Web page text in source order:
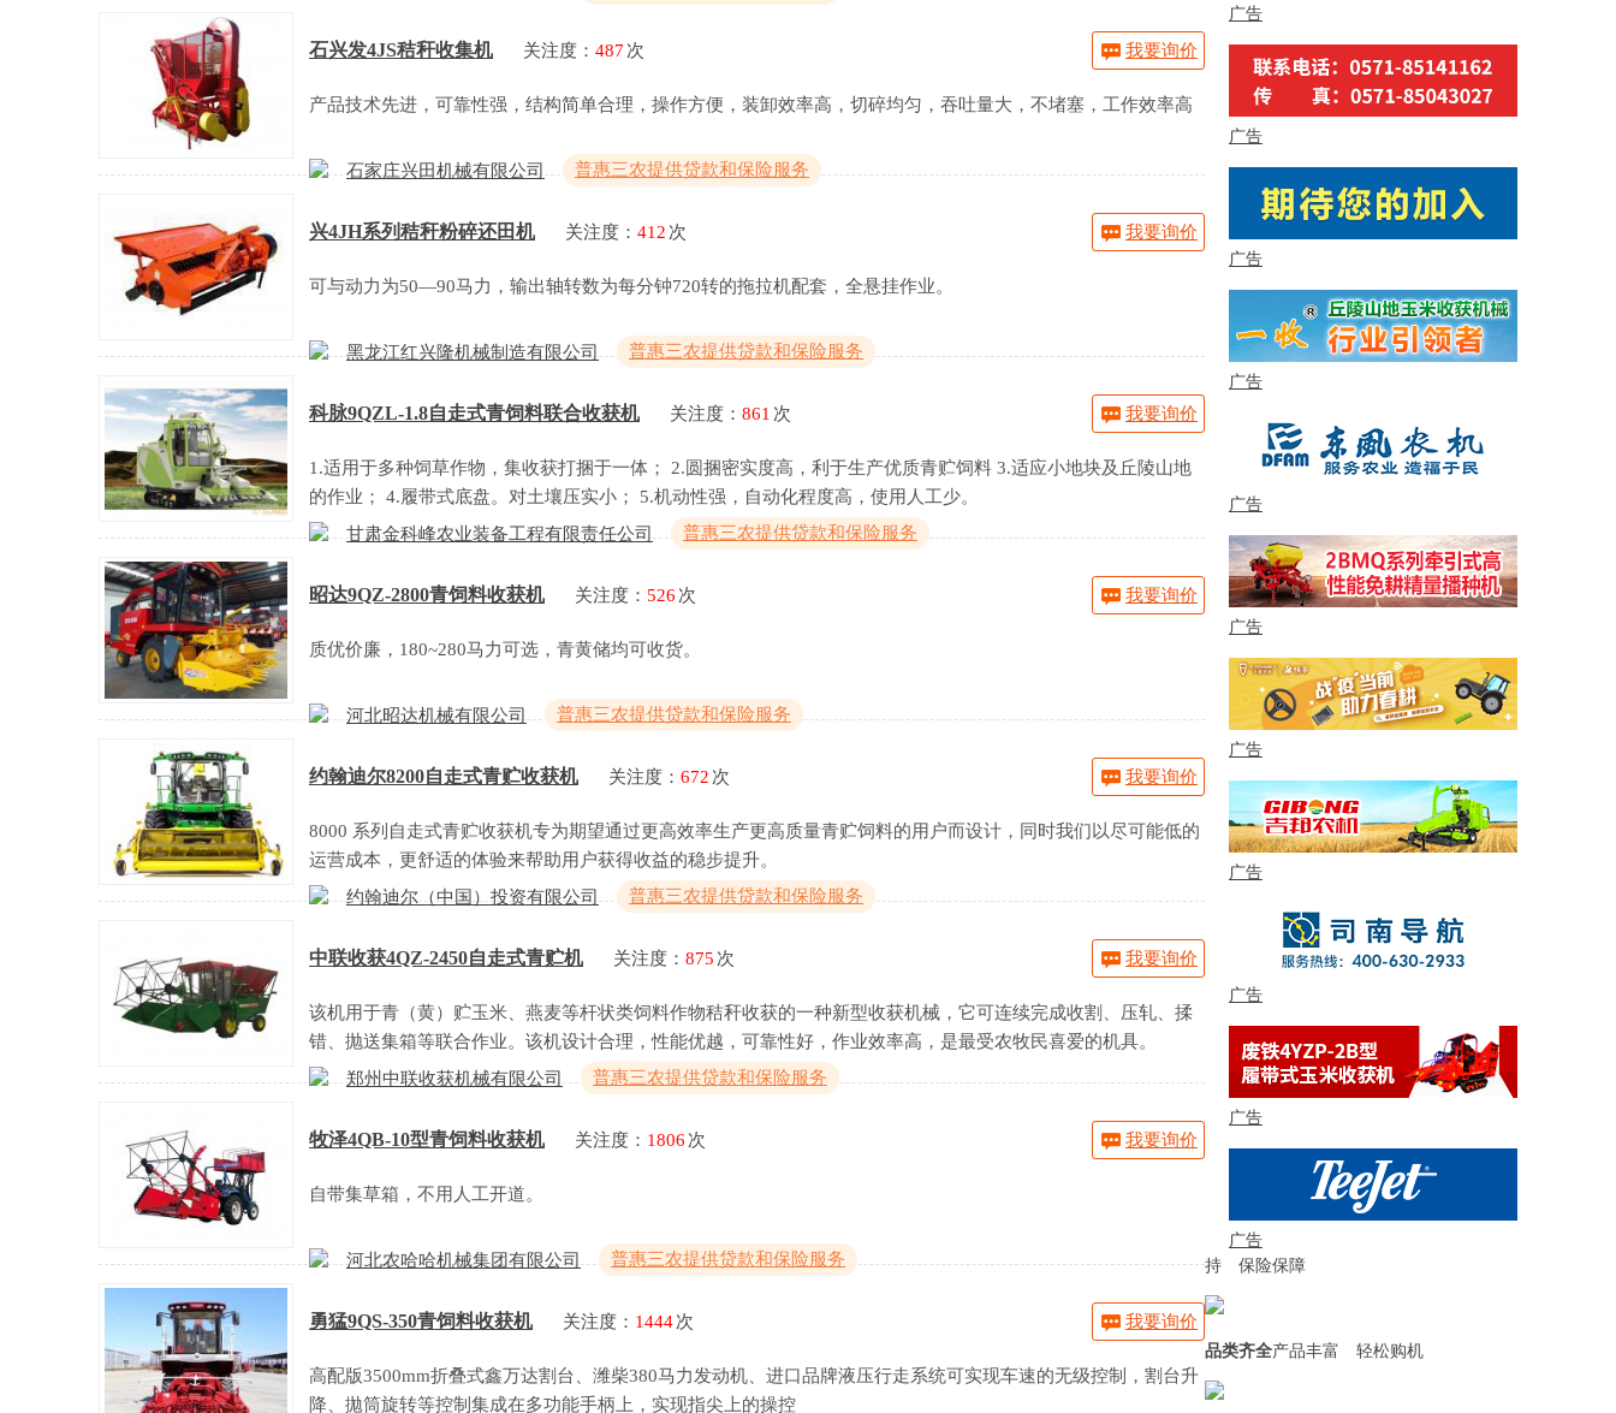
石兴发4JS秸秆收集机 关注度： 487 次
产品技术先进，可靠性强，结构简单合理，操作方便，装卸效率高，切碎均匀，吞吐量大，不堵塞，工作效率高
我要询价
石家庄兴田机械有限公司 普惠三农提供贷款和保险服务
兴4JH系列秸秆粉碎还田机 关注度： 412 次
可与动力为50—90马力，输出轴转数为每分钟720转的拖拉机配套，全悬挂作业。
我要询价
黑龙江红兴隆机械制造有限公司 普惠三农提供贷款和保险服务
科脉9QZL-1.8自走式青饲料联合收获机 关注度： 861 次
1.适用于多种饲草作物，集收获打捆于一体； 2.圆捆密实度高，利于生产优质青贮饲料 3.适应小地块及丘陵山地
的作业； 4.履带式底盘。对土壤压实小； 5.机动性强，自动化程度高，使用人工少。
我要询价
甘肃金科峰农业装备工程有限责任公司 普惠三农提供贷款和保险服务
昭达9QZ-2800青饲料收获机 关注度： 526 次
质优价廉，180~280马力可选，青黄储均可收货。
我要询价
河北昭达机械有限公司 普惠三农提供贷款和保险服务
约翰迪尔8200自走式青贮收获机 关注度： 672 次
8000 系列自走式青贮收获机专为期望通过更高效率生产更高质量青贮饲料的用户而设计，同时我们以尽可能低的
运营成本，更舒适的体验来帮助用户获得收益的稳步提升。
我要询价
约翰迪尔（中国）投资有限公司 普惠三农提供贷款和保险服务
中联收获4QZ-2450自走式青贮机 关注度： 875 次
该机用于青（黄）贮玉米、燕麦等杆状类饲料作物秸秆收获的一种新型收获机械，它可连续完成收割、压轧、揉
错、抛送集箱等联合作业。该机设计合理，性能优越，可靠性好，作业效率高，是最受农牧民喜爱的机具。
我要询价
郑州中联收获机械有限公司 普惠三农提供贷款和保险服务
牧泽4QB-10型青饲料收获机 关注度： 1806 次
自带集草箱，不用人工开道。
我要询价
河北农哈哈机械集团有限公司 普惠三农提供贷款和保险服务
勇猛9QS-350青饲料收获机 关注度： 1444次
高配版3500mm折叠式鑫万达割台、潍柴380马力发动机、进口品牌液压行走系统可实现车速的无级控制，割台升
降、拋筒旋转等控制集成在多功能手柄上，实现指尖上的操控
我要询价
广告
广告
广告
广告
广告
广告
广告
广告
广告
广告
广告
持 保险保障
品类齐全产品丰富 轻松购机